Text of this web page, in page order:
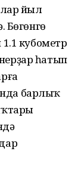
йыл
Бөгөнгө
кубометр
һатып
барлыҡ